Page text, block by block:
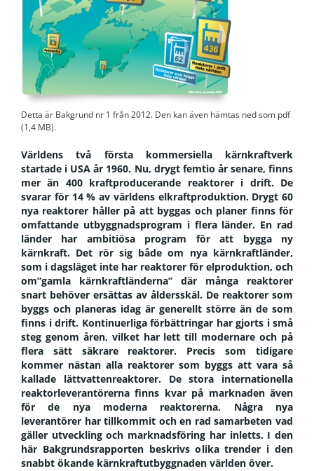
Detta är Bakgrund nr 1 från 2012. Den kan även hämtas ned som pdf
(1,4 MB).
Världens två första kommersiella kärnkraftverk
startade i USA år 1960. Nu, drygt femtio år senare, finns
mer än 400 kraftproducerande reaktorer i drift. De
svarar för 14 % av världens elkraftproduktion. Drygt 60
nya reaktorer håller på att byggas och planer finns för
omfattande utbyggnadsprogram i flera länder. En rad
länder har ambitiösa program för att bygga ny
kärnkraft. Det rör sig både om nya kärnkraftländer,
som i dagsläget inte har reaktorer för elproduktion, och
om”gamla kärnkraftländerna” där många reaktorer
snart behöver ersättas av åldersskäl. De reaktorer som
byggs och planeras idag är generellt större än de som
finns i drift. Kontinuerliga förbättringar har gjorts i små
steg genom åren, vilket har lett till modernare och på
flera sätt säkrare reaktorer. Precis som tidigare
kommer nästan alla reaktorer som byggs att vara så
kallade lättvattenreaktorer. De stora internationella
reaktorleverantörerna finns kvar på marknaden även
för de nya moderna reaktorerna. Några nya
leverantörer har tillkommit och en rad samarbeten vad
gäller utveckling och marknadsföring har inletts. I den
här Bakgrundsrapporten beskrivs olika trender i den
snabbt ökande kärnkraftutbyggnaden världen över.